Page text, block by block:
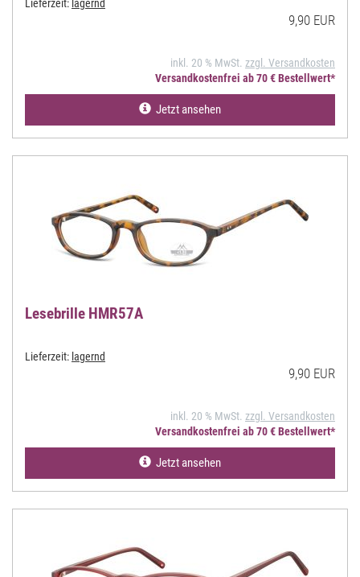
Lieferzeit: lagernd
9,90 EUR
inkl. 20 % MwSt. zzgl. Versandkosten
Versandkostenfrei ab 70 € Bestellwert*
Jetzt ansehen
Lesebrille HMR57A
Lieferzeit: lagernd
9,90 EUR
inkl. 20 % MwSt. zzgl. Versandkosten
Versandkostenfrei ab 70 € Bestellwert*
Jetzt ansehen